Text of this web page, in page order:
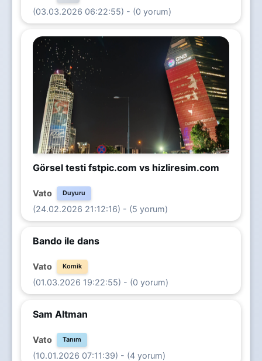
(03.03.2026 06:22:55) - (0 yorum)
Görsel testi fstpic.com vs hizliresim.com
Vato Duyuru
(24.02.2026 21:12:16) - (5 yorum)
Bando ile dans
Vato Komik
(01.03.2026 19:22:55) - (0 yorum)
Sam Altman
Vato Tanım
(10.01.2026 07:11:39) - (4 yorum)